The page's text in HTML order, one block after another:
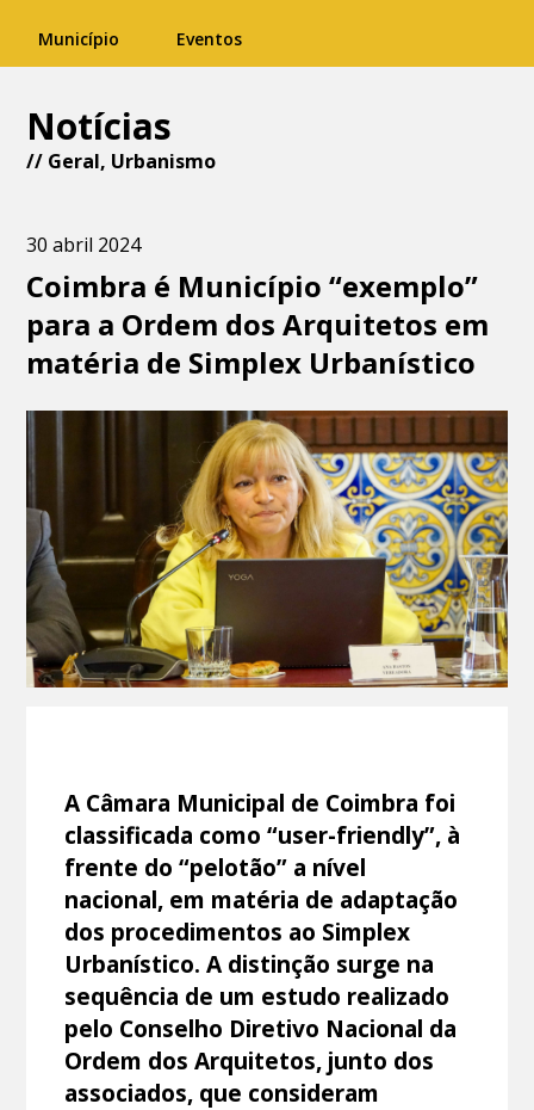
Município Eventos
Notícias
// Geral, Urbanismo
30 abril 2024
Coimbra é Município “exemplo”
para a Ordem dos Arquitetos em
matéria de Simplex Urbanístico
A Câmara Municipal de Coimbra foi
classificada como “user-friendly”, à
frente do “pelotão” a nível
nacional, em matéria de adaptação
dos procedimentos ao Simplex
Urbanístico. A distinção surge na
sequência de um estudo realizado
pelo Conselho Diretivo Nacional da
Ordem dos Arquitetos, junto dos
associados, que consideram